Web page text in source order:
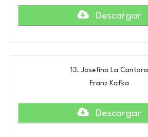
Descargar
13. Josefina La Cantora
Franz Kafka
Descargar